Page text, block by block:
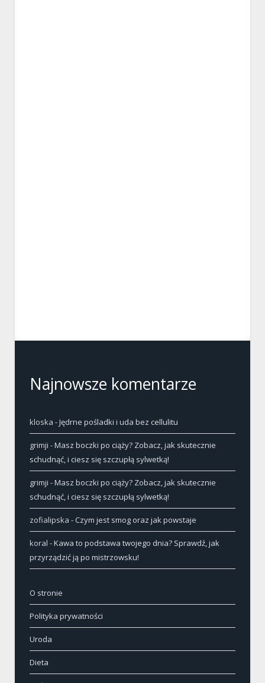
Najnowsze komentarze
kloska -Jędrne pośladki i uda bez cellulitu
grimji -Masz boczki po ciąży? Zobacz, jak skutecznie
schudnąć, i ciesz się szczupłą sylwetką!
grimji -Masz boczki po ciąży? Zobacz, jak skutecznie
schudnąć, i ciesz się szczupłą sylwetką!
zofialipska -Czym jest smog oraz jak powstaje
koral -Kawa to podstawa twojego dnia? Sprawdź, jak
przyrządzić ją po mistrzowsku!
O stronie
Polityka prywatności
Uroda
Dieta